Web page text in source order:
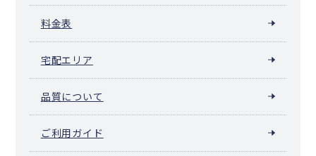
料金表
宅配エリア
品質について
ご利用ガイド